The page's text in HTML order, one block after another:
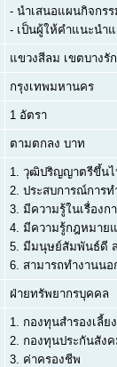
- นำเสนอแผนกิจกร
- เป็นผู้ให้คำแนะนำ
แขวงสีลม เขตบาง
กรุงเทพมหานคร
1 อัตรา
ตามตกลง บาท
1. วุฒิปริญญาตรีขึ้นไ
2. ประสบการณ์การ
3. มีความรู้ในเรื่องก
4. มีความรู้กฎหมาย
5. มีมนุษย์สัมพันธ์ดี
6. สามารถทำงานน
ฝ่ายทรัพยากรบุคคล
1. กองทุนสำรองเลี้ย
2. กองทุนประกันสัง
3. ค่าครองชีพ